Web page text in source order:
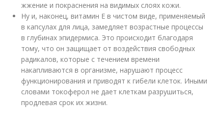
жжение и покраснения на видимых слоях кожи.
Ну и, наконец, витамин Е в чистом виде, применяемый
в капсулах для лица, замедляет возрастные процессы
в глубинах эпидермиса. Это происходит благодаря
тому, что он защищает от воздействия свободных
радикалов, которые с течением времени
накапливаются в организме, нарушают процесс
функционирования и приводят к гибели клеток. Иными
словами токоферол не дает клеткам разрушиться,
продлевая срок их жизни.